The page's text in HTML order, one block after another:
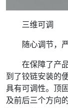
三维可调
随心调节，
在保障了产品
到了铰链安装的
具有可调性。顶
及前后三个方向